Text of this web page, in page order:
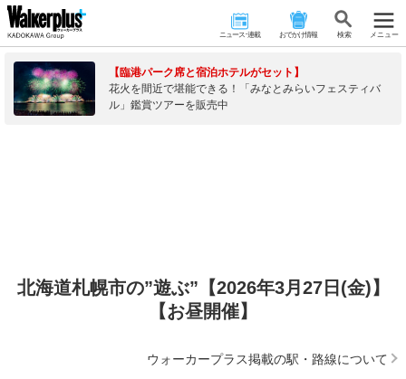
ニュース･連載 おでかけ情報 検 索 メニュー
【臨港パーク席と宿泊ホテルがセット】
花火を間近で堪能できる！「みなとみらいフェスティバ
ル」鑑賞ツアーを販売中
北海道札幌市の”遊ぶ”【2026年3月27日(金)】
【お昼開催】
ウォーカープラス掲載の駅・路線について